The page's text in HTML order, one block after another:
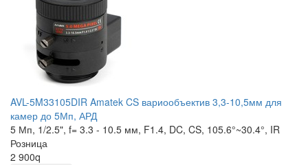
AVL-5M33105DIR Amatek CS вариообъектив 3,3-10,5мм для
камер до 5Мп, АРД
5 Мп, 1/2.5", f= 3.3 - 10.5 мм, F1.4, DC, CS, 105.6°~30.4°, IR
Розница
2 900q